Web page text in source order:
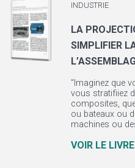
INDUSTRIE
LA
SIMPLIFIER
"Imaginez que
vous stratifiiez
composites,
ou bateaux ou
machines ou
VOIR LE